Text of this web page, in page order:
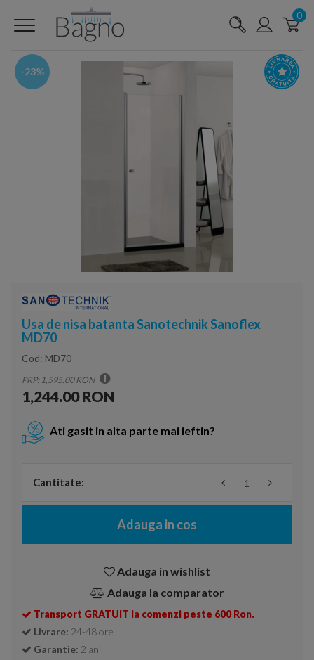
0
-23%
Usa de nisa batanta Sanotechnik Sanoflex
MD70
Cod: MD70
PRP: 1,595.00 RON
1,244.00 RON
Ati gasit in alta parte mai ieftin?
Cantitate:
Adauga in cos
Adauga in wishlist
Adauga la comparator
Transport GRATUIT la comenzi peste 600 Ron.
Livrare: 24-48 ore
Garantie: 2 ani